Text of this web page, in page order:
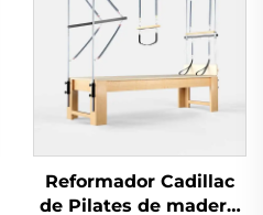
Reformador Cadillac
de Pilates de madera: